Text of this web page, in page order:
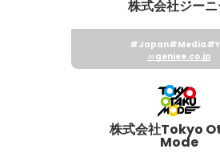
株式会社ジー
#Japan#Media
geniee.co.jp
株式会社Tokyo
Mode